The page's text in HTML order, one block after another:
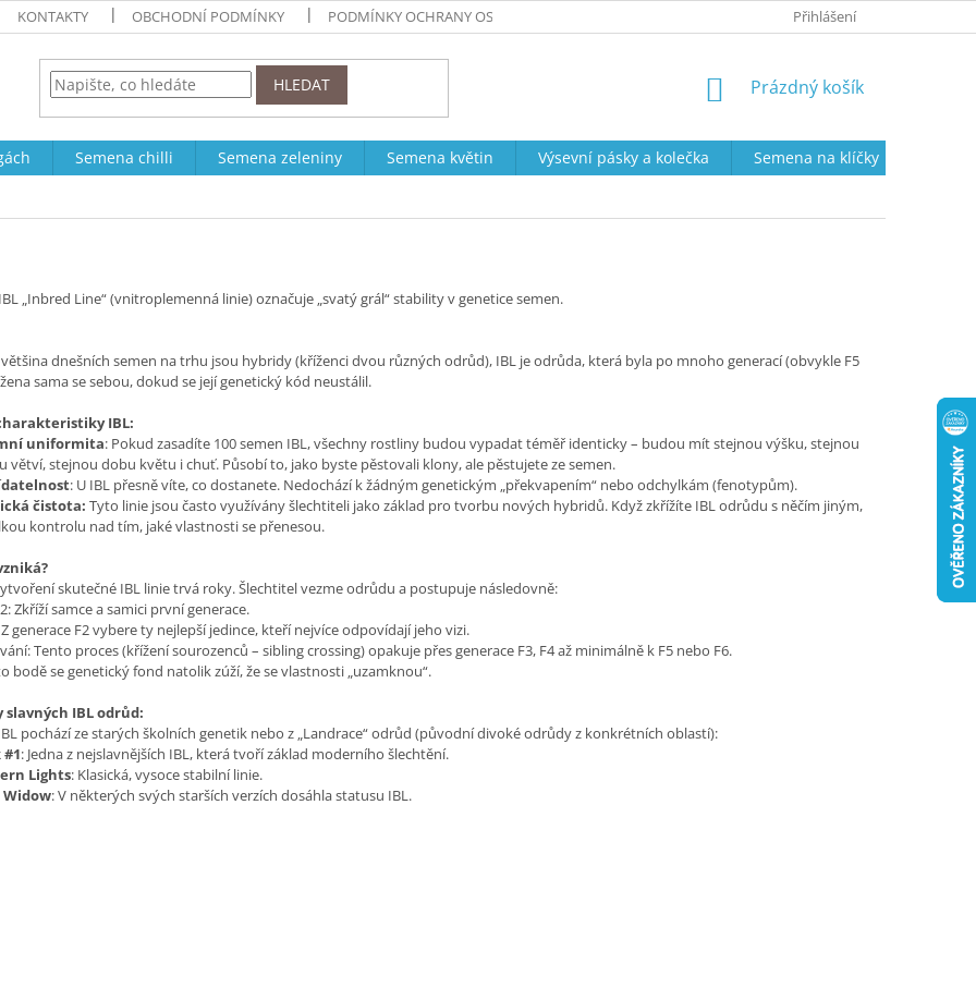
KONTAKTY OBCHODNÍ PODMÍNKY PODMÍNKY OCHRANY OSOBNÍCH ÚDAJŮ VRÁCENÍ ZBOŽÍ A
Přihlášení
HLEDAT
NÁKUPNÍ
Prázdný košík
Semena chilli Semena zeleniny Semena květin Výsevní pásky a kolečka Semena na klíčky
„Inbred Line“ (vnitroplemenná linie) označuje „svatý grál“ stability v genetice semen.
dnešních semen na trhu jsou hybridy (kříženci dvou různých odrůd), IBL je odrůda, která byla po mnoho generací (obvykle F5
sama se sebou, dokud se její genetický kód neustálil.
IBL:
uniformita: Pokud zasadíte 100 semen IBL, všechny rostliny budou vypadat téměř identicky – budou mít stejnou výšku, stejnou
větví, stejnou dobu květu i chuť. Působí to, jako byste pěstovali klony, ale pěstujete ze semen.
: U IBL přesně víte, co dostanete. Nedochází k žádným genetickým „překvapením“ nebo odchylkám (fenotypům).
čistota: Tyto linie jsou často využívány šlechtiteli jako základ pro tvorbu nových hybridů. Když zkřížíte IBL odrůdu s něčím jiným,
kontrolu nad tím, jaké vlastnosti se přenesou.
skutečné IBL linie trvá roky. Šlechtitel vezme odrůdu a postupuje následovně:
Zkříží samce a samici první generace.
generace F2 vybere ty nejlepší jedince, kteří nejvíce odpovídají jeho vizi.
Tento proces (křížení sourozenců – sibling crossing) opakuje přes generace F3, F4 až minimálně k F5 nebo F6.
bodě se genetický fond natolik zúží, že se vlastnosti „uzamknou“.
slavných IBL odrůd:
pochází ze starých školních genetik nebo z „Landrace“ odrůd (původní divoké odrůdy z konkrétních oblastí):
: Jedna z nejslavnějších IBL, která tvoří základ moderního šlechtění.
Lights: Klasická, vysoce stabilní linie.
: V některých svých starších verzích dosáhla statusu IBL.